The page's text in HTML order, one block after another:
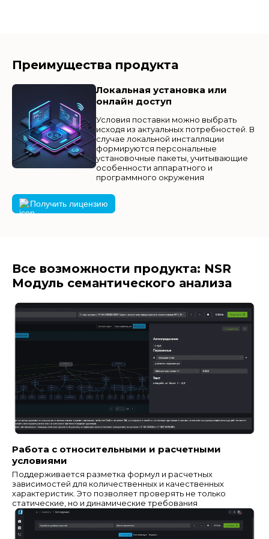
Преимущества продукта
Локальная установка или
онлайн доступ
Условия поставки можно выбрать
исходя из актуальных потребностей. В
случае локальной инсталляции
формируются персональные
установочные пакеты, учитывающие
особенности аппаратного и
программного окружения
Получить лицензию
Все возможности продукта: NSR
Модуль семантического анализа
Работа с относительными и расчетными
условиями
Поддерживается разметка формул и расчетных
зависимостей для количественных и качественных
характеристик. Это позволяет проверять не только
статические, но и динамические требования